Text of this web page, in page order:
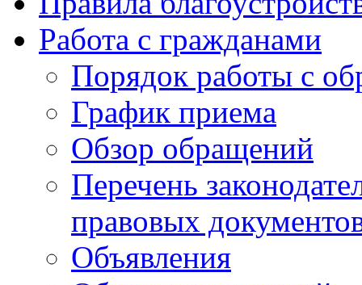
Работа с гражданами
Порядок работы с
График приема
Обзор обращений
Перечень
правовых
Объявления